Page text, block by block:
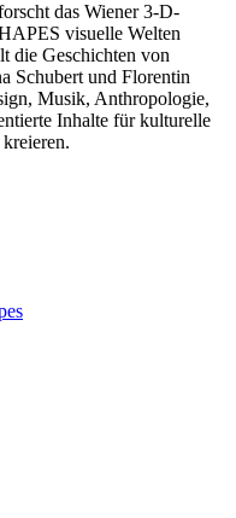
das Wiener 3-D-
visuelle Welten
die Geschichten von
Schubert und Florentin
Musik, Anthropologie,
Inhalte für kulturelle